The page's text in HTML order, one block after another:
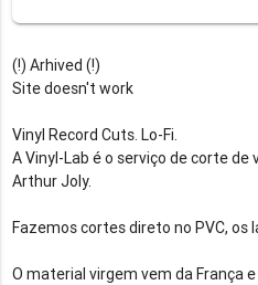
(!) Arhived (!)
Site doesn't work
Vinyl Record Cuts. Lo-Fi.
A Vinyl-Lab é o serviço de corte de
Arthur Joly.
Fazemos cortes direto no PVC, os
O material virgem vem da França